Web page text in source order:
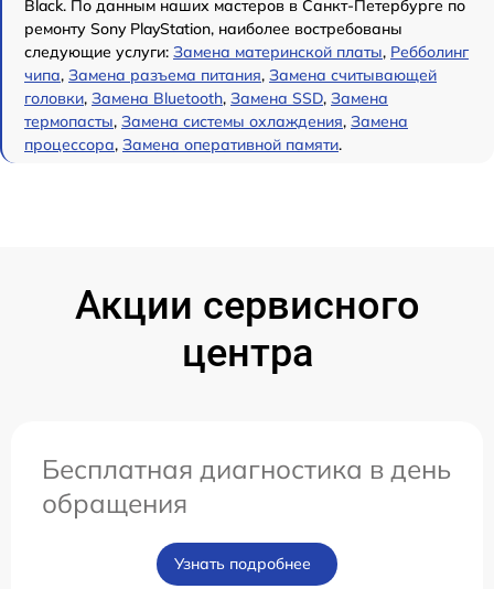
Black. По данным наших мастеров в Санкт-Петербурге по
ремонту Sony PlayStation, наиболее востребованы
следующие услуги: Замена материнской платы, Ребболинг
чипа, Замена разъема питания, Замена считывающей
головки, Замена Bluetooth, Замена SSD, Замена
термопасты, Замена системы охлаждения, Замена
процессора, Замена оперативной памяти.
Акции сервисного
центра
Бесплатная диагностика в день
обращения
Узнать подробнее